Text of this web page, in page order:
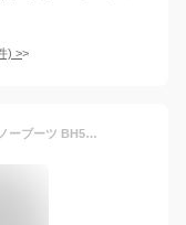
) >
メンズ ビジネス ブーツ ノースデート スノーブーツ BH552/3552 BH555/3555 ビジネスブーツ 防滑性・屈曲性・アッパーの柔らかさが特徴の防滑 防寒 折り畳み式スパイク「Wグリップ」サイドジッパー ブーツ 防水 靴 雪 氷道 冬道